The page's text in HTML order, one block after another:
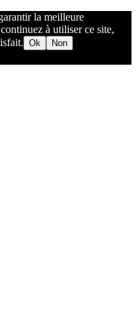
la meilleure
à utiliser ce site,
Ok
Non